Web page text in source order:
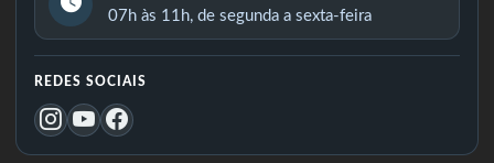
07h às 11h, de segunda a sexta-feira
REDES SOCIAIS